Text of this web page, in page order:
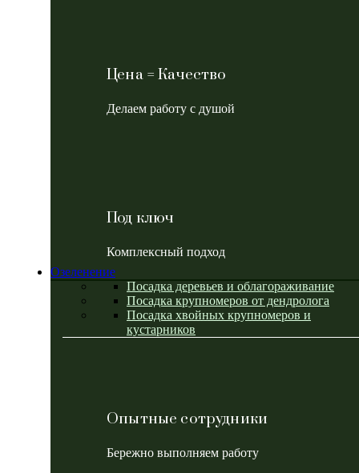
Цена = Качество
Делаем работу с душой
Под ключ
Комплексный подход
Озеленение
Посадка деревьев и облагораживание
Посадка крупномеров от дендролога
Посадка хвойных крупномеров и
кустарников
Опытные сотрудники
Бережно выполняем работу